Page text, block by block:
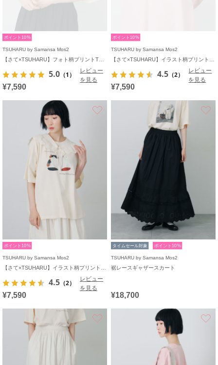
ポイント10%
TSUHARU by Samansa Mos2
5.0 （1）
レビュー
を見る
¥7,590
ポイント10%
TSUHARU by Samansa Mos2
4.5 （2）
レビュー
を見る
¥7,590
ポイント10%
TSUHARU by Samansa Mos2
4.5 （2）
レビュー
を見る
¥7,590
タイムセール対象 ポイント10%
TSUHARU by Samansa Mos2
裾レースギャザースカート
¥18,700